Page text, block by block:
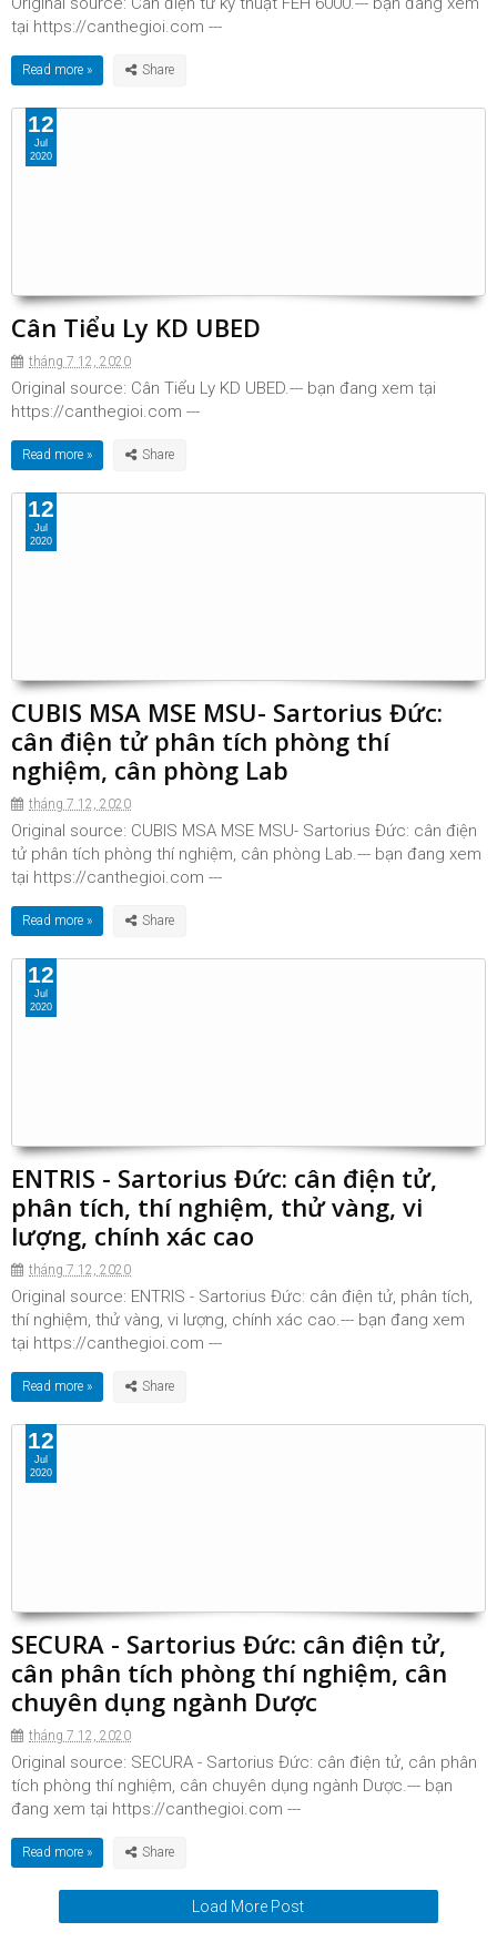
tại https://canthegioi.com ---
Read more »
Cân Tiểu Ly KD UBED
tháng 7 12, 2020
Original source: Cân Tiểu Ly KD UBED.--- bạn đang xem tại
https://canthegioi.com ---
Read more »
12
Jul
2020
CUBIS MSA MSE MSU- Sartorius Đức:
cân điện tử phân tích phòng thí
nghiệm, cân phòng Lab
tháng 7 12, 2020
Original source: CUBIS MSA MSE MSU- Sartorius Đức: cân điện
tử phân tích phòng thí nghiệm, cân phòng Lab.--- bạn đang xem
tại https://canthegioi.com ---
Read more »
12
Jul
2020
ENTRIS - Sartorius Đức: cân điện tử,
phân tích, thí nghiệm, thử vàng, vi
lượng, chính xác cao
tháng 7 12, 2020
Original source: ENTRIS - Sartorius Đức: cân điện tử, phân tích,
thí nghiệm, thử vàng, vi lượng, chính xác cao.--- bạn đang xem
tại https://canthegioi.com ---
Read more »
12
Jul
2020
SECURA - Sartorius Đức: cân điện tử,
cân phân tích phòng thí nghiệm, cân
chuyên dụng ngành Dược
tháng 7 12, 2020
Original source: SECURA - Sartorius Đức: cân điện tử, cân phân
tích phòng thí nghiệm, cân chuyên dụng ngành Dược.--- bạn
đang xem tại https://canthegioi.com ---
Read more »
12
Jul
2020
Load More Post